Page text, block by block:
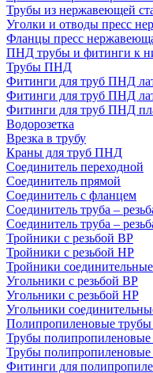
Трубы из нержавеющей
Уголки и отводы пресс
Фланцы пресс
ПНД трубы и фитинги к
Трубы ПНД
Фитинги для труб ПНД
Фитинги для труб ПНД
Фитинги для труб ПНД
Водорозетка
Врезка в трубу
Краны для труб ПНД
Соединитель переходной
Соединитель прямой
Соединитель с фланцем
Соединитель труба –
Соединитель труба –
Тройники с резьбой ВР
Тройники с резьбой НР
Тройники соединительные
Угольники с резьбой ВР
Угольники с резьбой НР
Угольники
Полипропиленовые
Трубы полипропиленовые
Трубы полипропиленовые
Фитинги для